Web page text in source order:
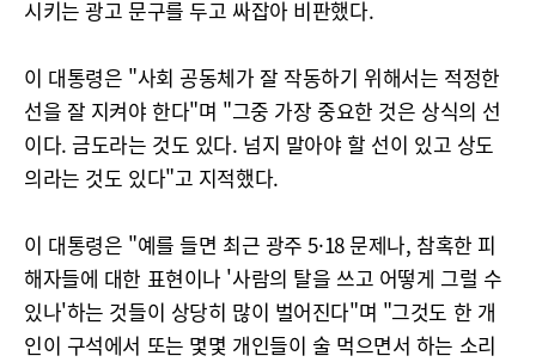
시키는 광고 문구를 두고 싸잡아 비판했다.
이 대통령은 "사회 공동체가 잘 작동하기 위해서는 적정한
선을 잘 지켜야 한다"며 "그중 가장 중요한 것은 상식의 선
이다. 금도라는 것도 있다. 넘지 말아야 할 선이 있고 상도
의라는 것도 있다"고 지적했다.
이 대통령은 "예를 들면 최근 광주 5·18 문제나, 참혹한 피
해자들에 대한 표현이나 '사람의 탈을 쓰고 어떻게 그럴 수
있나'하는 것들이 상당히 많이 벌어진다"며 "그것도 한 개
인이 구석에서 또는 몇몇 개인들이 술 먹으면서 하는 소리